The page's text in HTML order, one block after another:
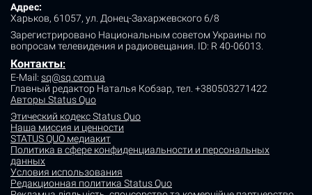
Адрес:
Харьков, 61057, ул. Донец-Захаржевского 6/8
Зарегистрировано Национальным советом Украины по
вопросам телевидения и радиовещания. ID: R 40-06013.
Контакты:
E-Mail: sq@sq.com.ua
Главный редактор Наталья Кобзар, тел. +380503271422
Авторы Status Quo
Этический кодекс Status Quo
Наша миссия и ценности
STATUS QUO медиакит
Политика в сфере конфиденциальности и персональных
данных
Условия использования
Редакционная политика Status Quo